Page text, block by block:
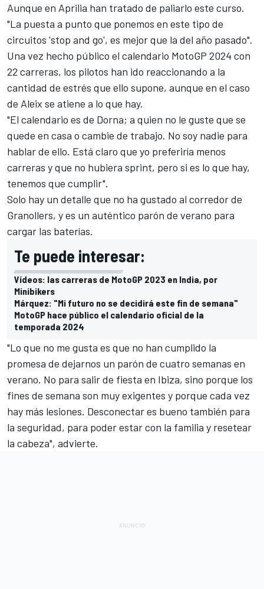
Aunque en Aprilia han tratado de paliarlo este curso.
"La puesta a punto que ponemos en este tipo de
circuitos 'stop and go', es mejor que la del año pasado".
Una vez hecho público el calendario MotoGP 2024 con
22 carreras, los pilotos han ido reaccionando a la
cantidad de estrés que ello supone, aunque en el caso
de Aleix se atiene a lo que hay.
"El calendario es de Dorna; a quien no le guste que se
quede en casa o cambie de trabajo. No soy nadie para
hablar de ello. Está claro que yo preferiría menos
carreras y que no hubiera sprint, pero si es lo que hay,
tenemos que cumplir".
Solo hay un detalle que no ha gustado al corredor de
Granollers, y es un auténtico parón de verano para
cargar las baterías.
Te puede interesar:
Vídeos: las carreras de MotoGP 2023 en India, por
Minibikers
Márquez: "Mi futuro no se decidirá este fin de semana"
MotoGP hace público el calendario oficial de la
temporada 2024
"Lo que no me gusta es que no han cumplido la
promesa de dejarnos un parón de cuatro semanas en
verano. No para salir de fiesta en Ibiza, sino porque los
fines de semana son muy exigentes y porque cada vez
hay más lesiones. Desconectar es bueno también para
la seguridad, para poder estar con la familia y resetear
la cabeza", advierte.